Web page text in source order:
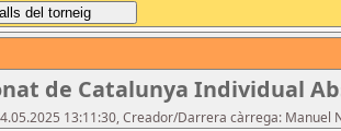
de Catalunya Individual
13:11:30, Creador/Darrera càrrega: Manuel